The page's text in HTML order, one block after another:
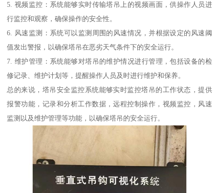
5. 视频监控：系统能够实时传输塔吊上的视频画面，供操作人员进
行监控和观察，确保操作的安全性。
6. 风速监测：系统可以监测周围的风速情况，并根据设定的风速阈
值发出警报，以确保塔吊在恶劣天气条件下的安全运行。
7. 维护管理：系统能够对塔吊的维护情况进行管理，包括设备的检
修记录、维护计划等，提醒操作人员及时进行维护和保养。
总的来说，塔吊安全监控系统能够实时监控塔吊的工作状态，提供
报警功能，记录和分析工作数据，远程控制操作，视频监控，风速
监测以及维护管理等功能，以确保塔吊的安全运行。